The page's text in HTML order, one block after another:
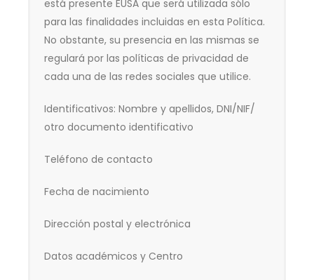
está presente EUSA que será utilizada sólo
para las finalidades incluidas en esta Política.
No obstante, su presencia en las mismas se
regulará por las políticas de privacidad de
cada una de las redes sociales que utilice.
Identificativos: Nombre y apellidos, DNI/NIF/
otro documento identificativo
Teléfono de contacto
Fecha de nacimiento
Dirección postal y electrónica
Datos académicos y Centro